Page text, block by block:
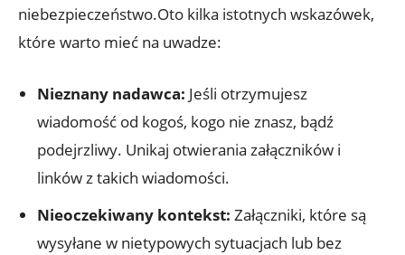
niebezpieczeństwo.Oto kilka istotnych wskazówek,
które warto mieć na uwadze:
Nieznany nadawca: Jeśli otrzymujesz
wiadomość od kogoś, kogo nie znasz, bądź
podejrzliwy. Unikaj otwierania załączników i
linków z takich wiadomości.
Nieoczekiwany kontekst: Załączniki, które są
wysyłane w nietypowych sytuacjach lub bez